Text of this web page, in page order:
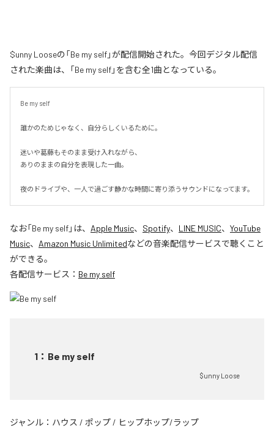
$unny Looseの「Be my self」が配信開始された。今回デジタル配信
された楽曲は、「Be my self」を含む全1曲となっている。
Be my self
誰かのためじゃなく、自分らしくいるために。
迷いや葛藤もそのまま受け入れながら、
ありのままの自分を表現した一曲。
夜のドライブや、一人で過ごす静かな時間に寄り添うサウンドになってます。
なお「Be my self」は、 Apple Music、 Spotify、 LINE MUSIC、 YouTube
Music、 Amazon Music Unlimitedなどの音楽配信サービスで聴くこと
ができる。
各配信サービス： Be my self
1 ： Be my self
$unny Loose
ジャンル： ハウス / ポップ / ヒップホップ/ラップ